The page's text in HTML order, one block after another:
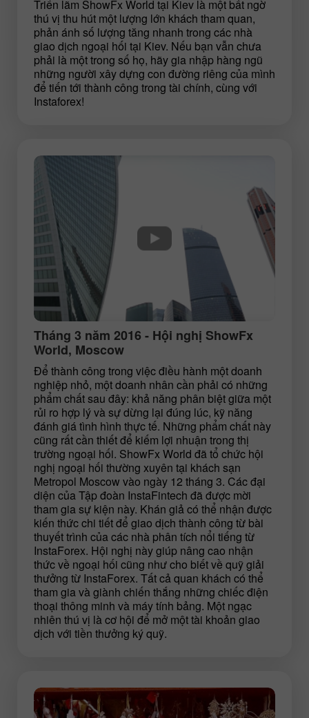
Triển lãm ShowFx World tại Kiev là một bất ngờ
thú vị thu hút một lượng lớn khách tham quan,
phản ánh số lượng tăng nhanh trong các nhà
giao dịch ngoại hối tại Kiev. Nếu bạn vẫn chưa
phải là một trong số họ, hãy gia nhập hàng ngũ
những người xây dựng con đường riêng của mình
để tiến tới thành công trong tài chính, cùng với
Instaforex!
Tháng 3 năm 2016 - Hội nghị ShowFx
World, Moscow
Để thành công trong việc điều hành một doanh
nghiệp nhỏ, một doanh nhân cần phải có những
phẩm chất sau đây: khả năng phân biệt giữa một
rủi ro hợp lý và sự dừng lại đúng lúc, kỹ năng
đánh giá tình hình thực tế. Những phẩm chất này
cũng rất cần thiết để kiếm lợi nhuận trong thị
trường ngoại hối. ShowFx World đã tổ chức hội
nghị ngoại hối thường xuyên tại khách sạn
Metropol Moscow vào ngày 12 tháng 3. Các đại
diện của Tập đoàn InstaFintech đã được mời
tham gia sự kiện này. Khán giả có thể nhận được
kiến thức chi tiết để giao dịch thành công từ bài
thuyết trình của các nhà phân tích nổi tiếng từ
InstaForex. Hội nghị này giúp nâng cao nhận
thức về ngoại hối cũng như cho biết về quỹ giải
thưởng từ InstaForex. Tất cả quan khách có thể
tham gia và giành chiến thắng những chiếc điện
thoại thông minh và máy tính bảng. Một ngạc
nhiên thú vị là cơ hội để mở một tài khoản giao
dịch với tiền thưởng ký quỹ.